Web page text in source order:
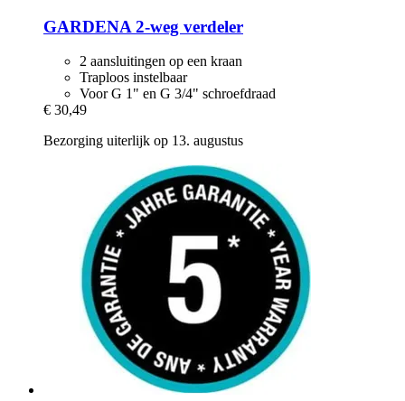
GARDENA 2-​weg verdeler
2 aansluitingen op een kraan
Traploos instelbaar
Voor G 1" en G 3/4" schroefdraad
€ 30,49
Bezorging uiterlijk op 13. augustus